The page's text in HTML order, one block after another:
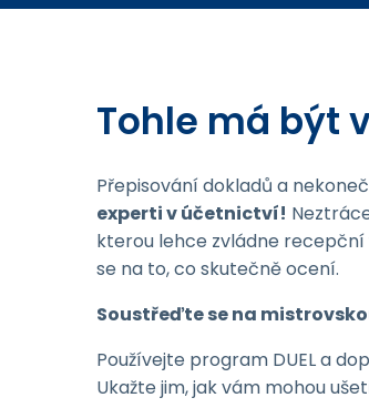
Tohle má být
Přepisování dokladů a
experti v účetnictví!
kterou lehce zvládne
se na to, co skutečně ocení.
Soustřeďte se na
Používejte program DUEL a
Ukažte jim, jak vám mohou